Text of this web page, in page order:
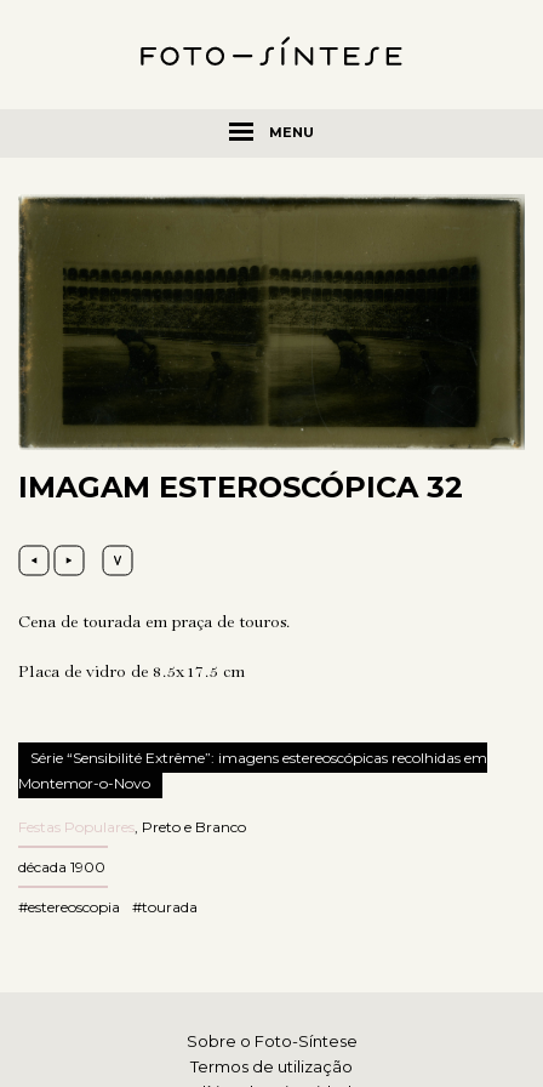
MENU
IMAGAM ESTEROSCÓPICA 32
Cena de tourada em praça de touros.
Placa de vidro de 8.5x17.5 cm
Série “Sensibilité Extrême”: imagens estereoscópicas recolhidas em
Montemor-o-Novo
Festas Populares, Preto e Branco
década 1900
#estereoscopia #tourada
Sobre o Foto-Síntese
Termos de utilização